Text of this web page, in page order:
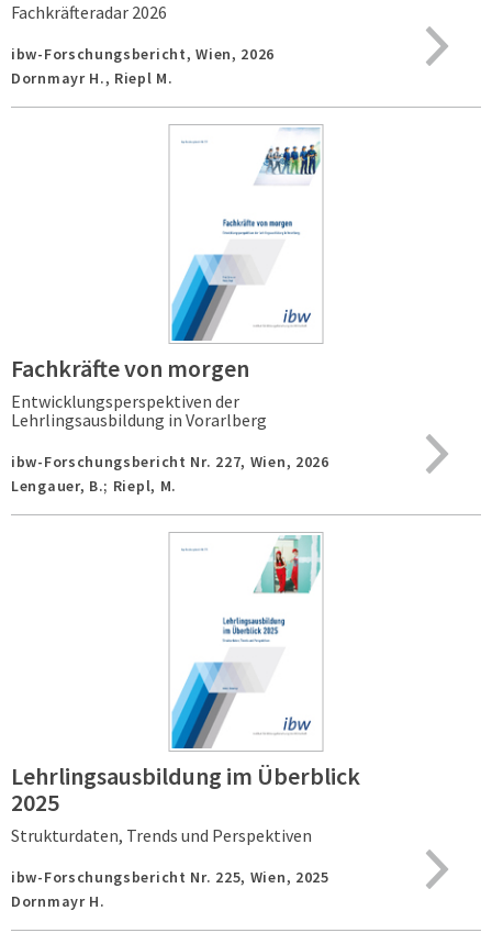
Fachkräfteradar 2026
ibw-Forschungsbericht,Wien, 2026
Dornmayr H., Riepl M.
Fachkräfte von morgen
Entwicklungsperspektiven der
Lehrlingsausbildung in Vorarlberg
ibw-Forschungsbericht Nr. 227, Wien, 2026
Lengauer, B.; Riepl, M.
Lehrlingsausbildung im Überblick
2025
Strukturdaten, Trends und Perspektiven
ibw-Forschungsbericht Nr. 225, Wien, 2025
Dornmayr H.